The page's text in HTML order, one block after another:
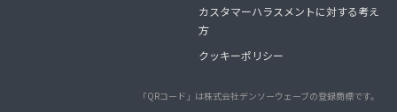
カスタマーハラスメントに対する考え
方
クッキーポリシー
「QRコード」は株式会社デンソーウェーブの登録商標です。